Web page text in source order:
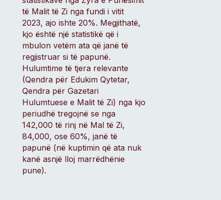
të Malit të Zi nga fundi i vitit
2023, ajo ishte 20%. Megjithatë,
kjo është një statistikë që i
mbulon vetëm ata që janë të
regjistruar si të papunë.
Hulumtime të tjera relevante
(Qendra për Edukim Qytetar,
Qendra për Gazetari
Hulumtuese e Malit të Zi) nga kjo
periudhë tregojnë se nga
142,000 të rinj në Mal të Zi,
84,000, ose 60%, janë të
papunë (në kuptimin që ata nuk
kanë asnjë lloj marrëdhënie
pune).